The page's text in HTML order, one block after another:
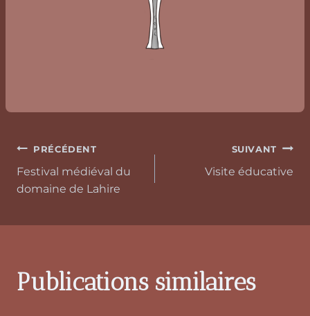
PRÉCÉDENT
Festival médiéval du
domaine de Lahire
SUIVANT
Visite éducative
Publications similaires